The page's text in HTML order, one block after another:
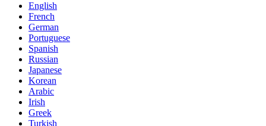
English
French
German
Portuguese
Spanish
Russian
Japanese
Korean
Arabic
Irish
Greek
Turkish